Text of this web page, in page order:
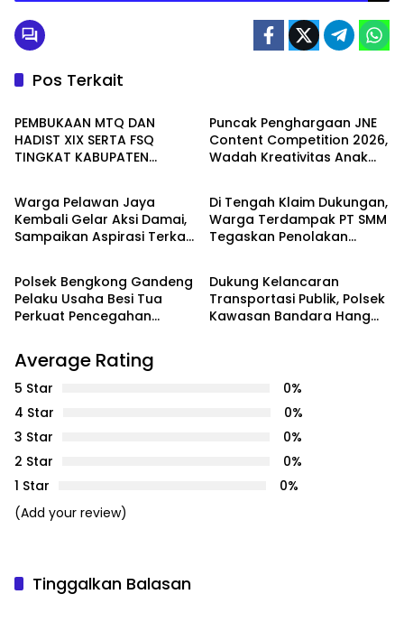
Pos Terkait
Seruyan
PEMBUKAAN MTQ DAN
HADIST XIX SERTA FSQ
TINGKAT KABUPATEN
KEJARI SERUYAN
Puncak Penghargaan JNE
Content Competition 2026,
Wadah Kreativitas Anak
WAHANA
Warga Pelawan Jaya
Kembali Gelar Aksi Damai,
Sampaikan Aspirasi Terkait
PEMERINTAHAN
Di Tengah Klaim Dukungan,
Warga Terdampak PT SMM
Tegaskan Penolakan
Dampaknya”
Batam
Polsek Bengkong Gandeng
Pelaku Usaha Besi Tua
Perkuat Pencegahan
Batam
Dukung Kelancaran
Transportasi Publik, Polsek
Kawasan Bandara Hang
Average Rating
5 Star
0%
4 Star
0%
3 Star
0%
2 Star
0%
1 Star
0%
(Add your review)
Tinggalkan Balasan